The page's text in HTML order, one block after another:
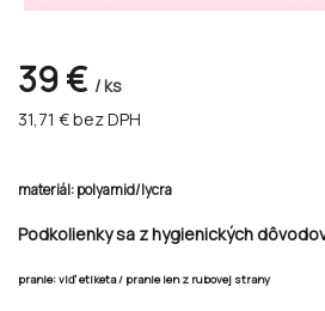
39 € / ks
31,71 €bez DPH
materiál: polyamid/lycra
Podkolienky sa z hygienických dôvodov
pranie: viď etiketa / pranie len z rubovej strany